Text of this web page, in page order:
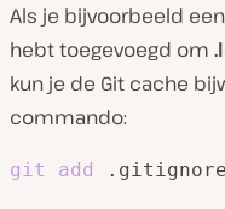
Als je bijvoorbeeld
hebt toegevoegd om
kun je de Git cache
commando:
git add .gitignore